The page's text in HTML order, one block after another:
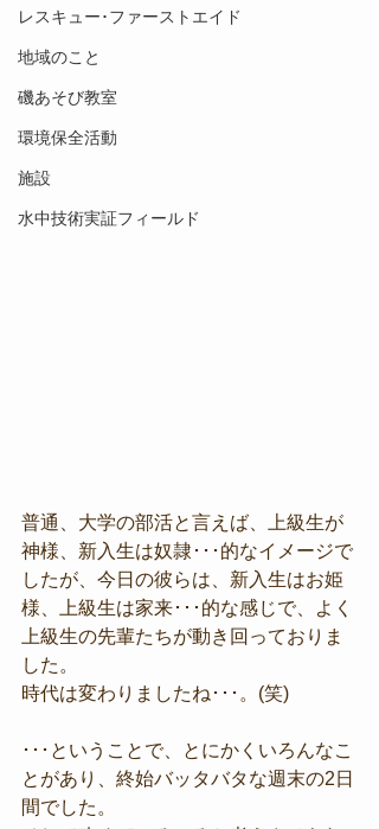
レスキュー･ファーストエイド
地域のこと
磯あそび教室
環境保全活動
施設
水中技術実証フィールド
普通、大学の部活と言えば、上級生が
神様、新入生は奴隷･･･的なイメージで
したが、今日の彼らは、新入生はお姫
様、上級生は家来･･･的な感じで、よく
上級生の先輩たちが動き回っておりま
した。
時代は変わりましたね･･･。(笑)
･･･ということで、とにかくいろんなこ
とがあり、終始バッタバタな週末の2日
間でした。